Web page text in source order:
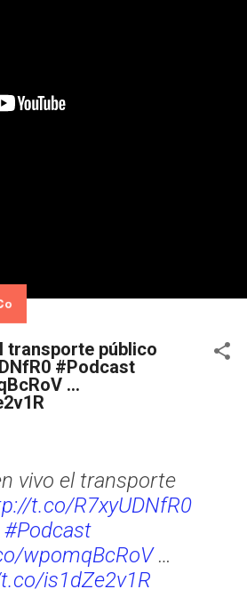
transporte público
#Podcast
…
vivo el transporte
t.co/R7xyUDNfR0
#Podcast
wpomqBcRoV…
is1dZe2v1R